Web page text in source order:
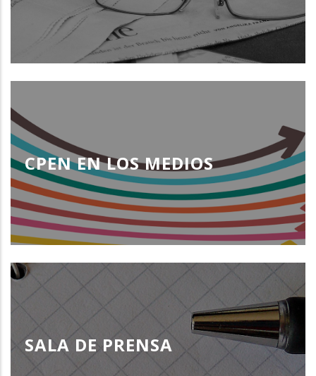
CPEN EN LOS MEDIOS
SALA DE PRENSA